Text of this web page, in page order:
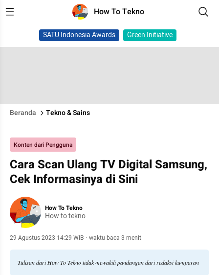
How To Tekno
SATU Indonesia Awards Green Initiative
Beranda Tekno & Sains
Konten dari Pengguna
Cara Scan Ulang TV Digital Samsung,
Cek Informasinya di Sini
How To Tekno
How to tekno
29 Agustus 2023 14:29 WIB · waktu baca 3 menit
Tulisan dari How To Tekno tidak mewakili pandangan dari redaksi kumparan